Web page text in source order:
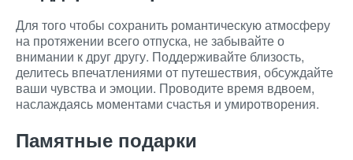
Для того чтобы сохранить романтическую атмосферу
на протяжении всего отпуска, не забывайте о
внимании к друг другу. Поддерживайте близость,
делитесь впечатлениями от путешествия, обсуждайте
ваши чувства и эмоции. Проводите время вдвоем,
наслаждаясь моментами счастья и умиротворения.
Памятные подарки